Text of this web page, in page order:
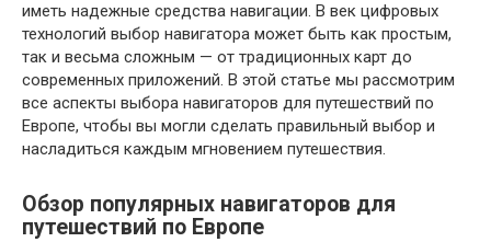
иметь надежные средства навигации. В век цифровых
технологий выбор навигатора может быть как простым,
так и весьма сложным — от традиционных карт до
современных приложений. В этой статье мы рассмотрим
все аспекты выбора навигаторов для путешествий по
Европе, чтобы вы могли сделать правильный выбор и
насладиться каждым мгновением путешествия.
Обзор популярных навигаторов для
путешествий по Европе